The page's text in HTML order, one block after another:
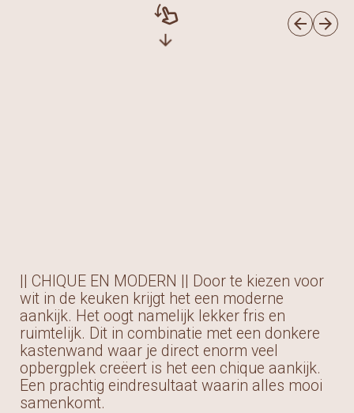
swipe_down
arrow_downward
arrow_back arrow_forward
|| CHIQUE EN MODERN || Door te kiezen voor
wit in de keuken krijgt het een moderne
aankijk. Het oogt namelijk lekker fris en
ruimtelijk. Dit in combinatie met een donkere
kastenwand waar je direct enorm veel
opbergplek creëert is het een chique aankijk.
Een prachtig eindresultaat waarin alles mooi
samenkomt.